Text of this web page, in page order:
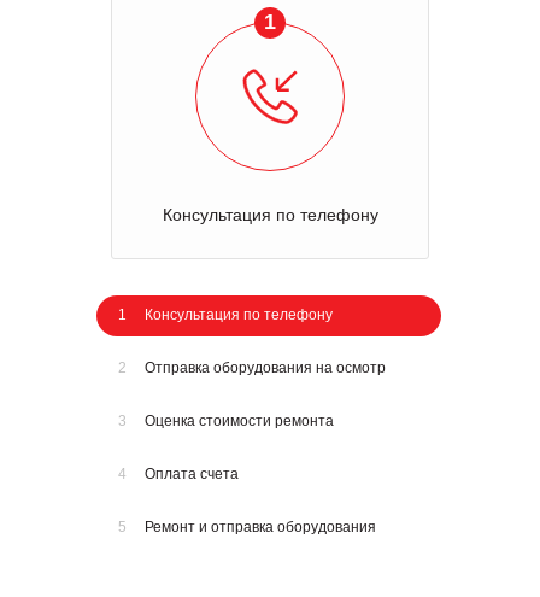
1
Консультация по телефону
1 Консультация по телефону
2 Отправка оборудования на осмотр
3 Оценка стоимости ремонта
4 Оплата счета
5 Ремонт и отправка оборудования